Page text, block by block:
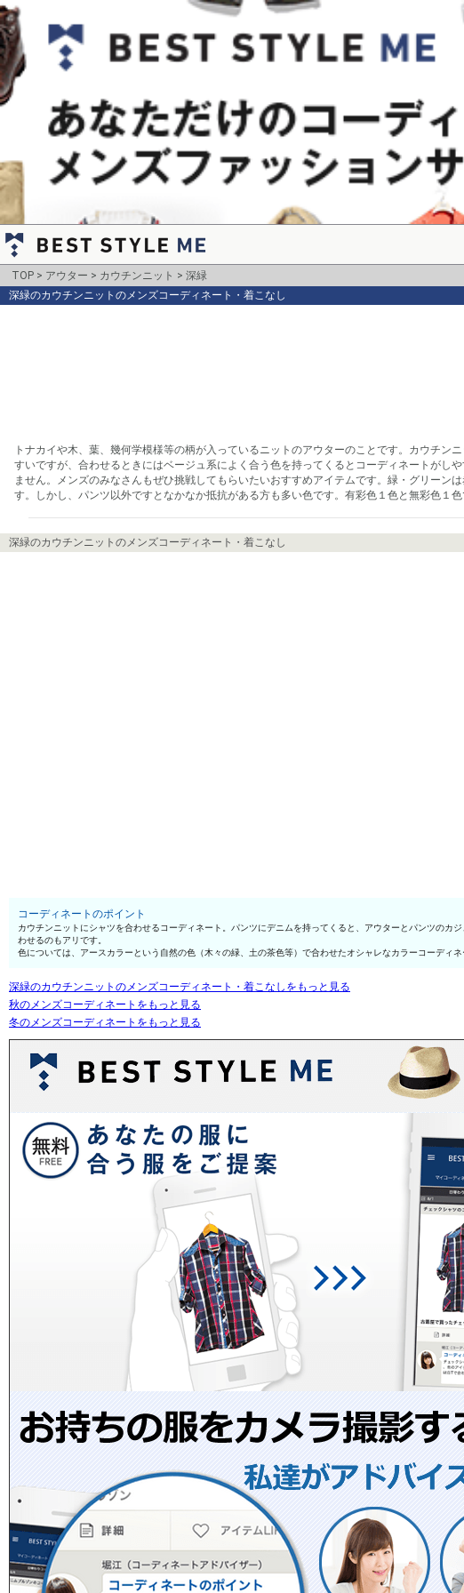
TOP アウター カウチンニット
深緑
深緑のカウチンニットのメンズコーディネート・着こなし
トナカイや木、葉、幾何学模様等の柄が入っているニットのアウターのことです。カウチ
すいですが、合わせるときにはベージュ系によく合う色を持ってくるとコーディネートがし
ません。メンズのみなさんもぜひ挑戦してもらいたいおすすめアイテムです。緑・グリー
す。しかし、パンツ以外ですとなかなか抵抗がある方も多い色です。有彩色１色と無彩色１
深緑のカウチンニットのメンズコーディネート・着こなし
コーディネートのポイント
カウチンニットにシャツを合わせるコーディネート。パンツにデニムを持ってくると、アウターとパンツの
わせるのもアリです。
色については、アースカラーという自然の色（木々の緑、土の茶色等）で合わせたオシャレなカラーコーディネ
深緑のカウチンニットのメンズコーディネート・着こなしをもっと見る
秋のメンズコーディネートをもっと見る
冬のメンズコーディネートをもっと見る